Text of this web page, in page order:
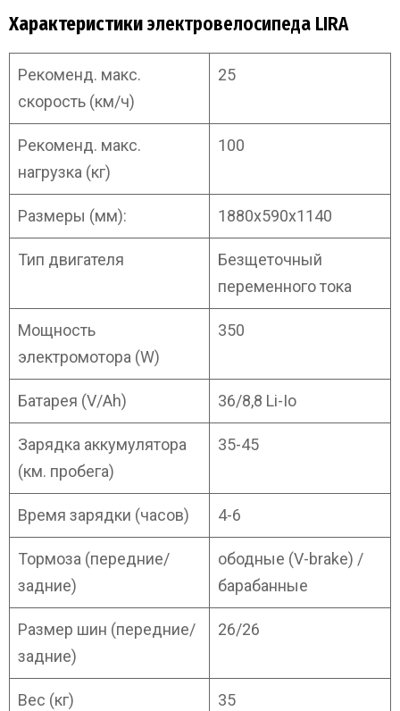
Характеристикиэлектровелосипеда LIRA
Рекоменд. макс.
скорость (км/ч)
25
Рекоменд. макс.
нагрузка (кг)
100
Размеры (мм): 1880x590x1140
Тип двигателя
Безщеточный
переменного тока
Мощность
электромотора (W)
350
Батарея (V/Ah) 36/8,8 Li-Io
Зарядка аккумулятора
(км. пробега)
35-45
Время зарядки (часов) 4-6
Тормоза (передние/
задние)
ободные (V-brake) /
барабанные
Размер шин (передние/
задние)
26/26
Вес (кг) 35